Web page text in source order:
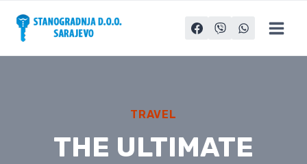
content
TRAVEL
THE ULTIMATE